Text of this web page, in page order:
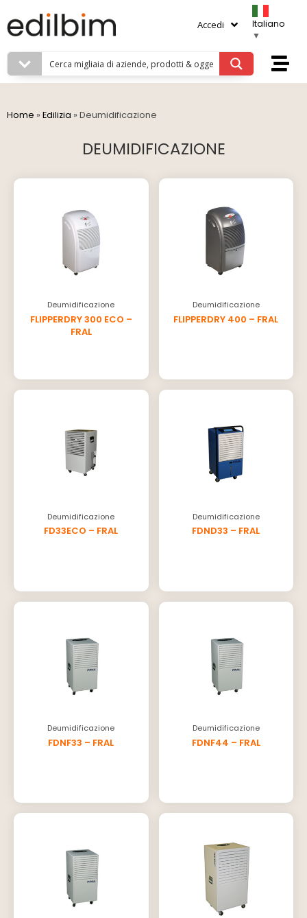
Accedi
Italiano
▼
Home » Edilizia » Deumidificazione
DEUMIDIFICAZIONE
Deumidificazione
FLIPPERDRY 300 ECO –
FRAL
Deumidificazione
FLIPPERDRY 400 – FRAL
Deumidificazione
FD33ECO – FRAL
Deumidificazione
FDND33 – FRAL
Deumidificazione
FDNF33 – FRAL
Deumidificazione
FDNF44 – FRAL